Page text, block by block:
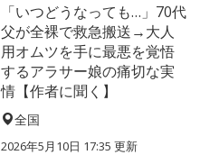
「いつどうなっても…」70代
父が全裸で救急搬送→大人
用オムツを手に最悪を覚悟
するアラサー娘の痛切な実
情【作者に聞く】
全国
2026年5月10日 17:35 更新